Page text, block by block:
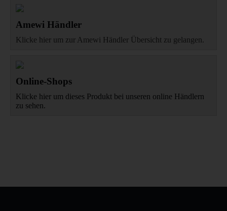
Amewi Händler
Klicke hier um zur Amewi Händler Übersicht zu gelangen.
Online-Shops
Klicke hier um dieses Produkt bei unseren online Händlern
zu sehen.